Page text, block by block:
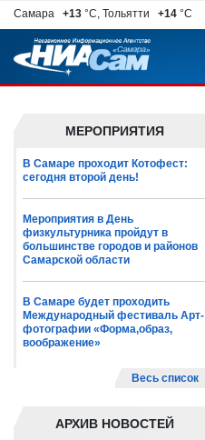
Самара +13 °C, Тольятти +14 °C
МЕРОПРИЯТИЯ
В Самаре проходит Котофест:
сегодня второй день!
Мероприятия в День
физкультурника пройдут в
большинстве городов и районов
Самарской области
В Самаре будет проходить
Международный фестиваль Арт-
фотографии «Форма,образ,
воображение»
Весь список
АРХИВ НОВОСТЕЙ